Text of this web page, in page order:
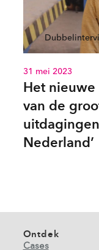
31 mei 2023
Het nieuwe
van de
Nederland’
Ontdek
Cases